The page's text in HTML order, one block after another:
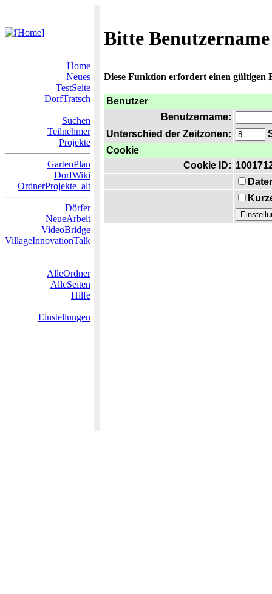
Bitte
Home
Neues
TestSeite
DorfTratsch
Suchen
Teilnehmer
Projekte
GartenPlan
DorfWiki
OrdnerProjekte_alt
Dörfer
NeueArbeit
VideoBridge
VillageInnovationTalk
AlleOrdner
AlleSeiten
Hilfe
Einstellungen
Diese Funktion erfordert einen gültigen
Benutzer
Benutzername:
Unterschied der Zeitzonen:
Cookie
Cookie ID: